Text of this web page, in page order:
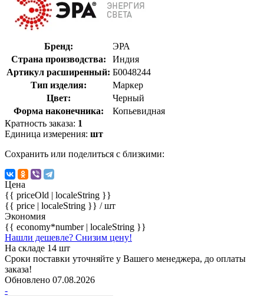
Бренд:
ЭРА
Страна производства:
Индия
Артикул расширенный: Б0048244
Тип изделия:
Маркер
Цвет:
Черный
Форма наконечника:
Копьевидная
Кратность заказа: 1
Единица измерения: шт
Сохранить или поделиться с близкими:
Цена
{{ priceOld | localeString }}
{{ price | localeString }} / шт
Экономия
{{ economy*number | localeString }}
Нашли дешевле? Снизим цену!
На складе 14 шт
Сроки поставки уточняйте у Вашего менеджера, до оплаты
заказа!
Обновлено 07.08.2026
-